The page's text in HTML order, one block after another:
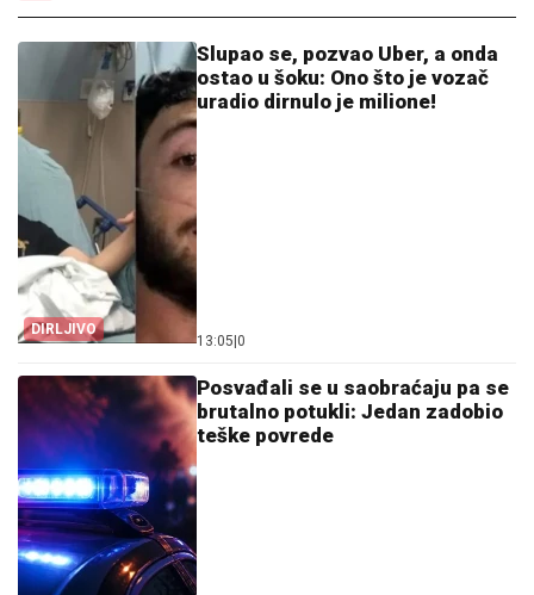
DIRLJIVO
Slupao se, pozvao Uber, a onda
ostao u šoku: Ono što je vozač
uradio dirnulo je milione!
13:05 0
Posvađali se u saobraćaju pa se
brutalno potukli: Jedan zadobio
teške povrede